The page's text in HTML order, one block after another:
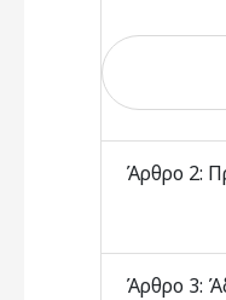
Άρθρο 2:
Άρθρο 3: